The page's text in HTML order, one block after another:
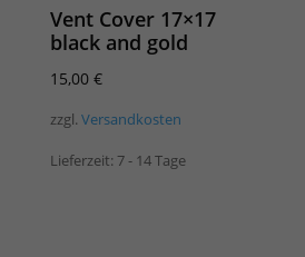
Vent Cover 17×17
black and gold
15,00 €
zzgl. Versandkosten
Lieferzeit: 7 - 14 Tage